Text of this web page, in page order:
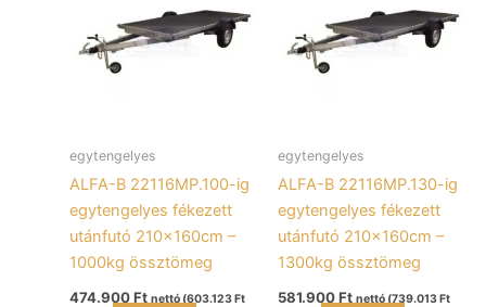
egytengelyes
ALFA-B 22116MP.100-ig
egytengelyes fékezett
utánfutó 210x160cm –
1000kg össztömeg
474.900Ft nettó (603.123Ft
egytengelyes
ALFA-B 22116MP.130-ig
egytengelyes fékezett
utánfutó 210x160cm –
1300kg össztömeg
581.900Ft nettó (739.013Ft